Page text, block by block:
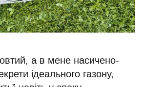
а в мене насичено-
ідеального газону,